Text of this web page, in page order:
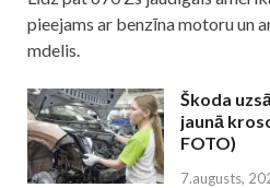
pieejams ar benzīna motoru un
mdelis.
Škoda
jaunā
FOTO)
7.augusts,